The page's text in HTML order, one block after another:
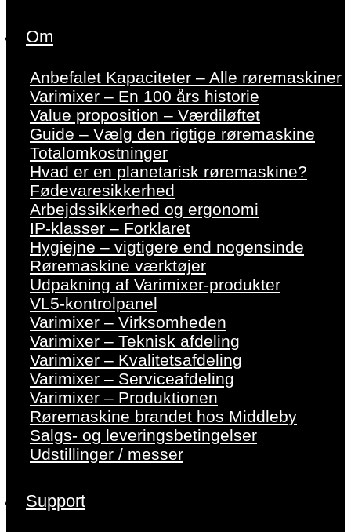
Om
Anbefalet Kapaciteter – Alle røremaskiner
Varimixer – En 100 års historie
Value proposition – Værdiløftet
Guide – Vælg den rigtige røremaskine
Totalomkostninger
Hvad er en planetarisk røremaskine?
Fødevaresikkerhed
Arbejdssikkerhed og ergonomi
IP-klasser – Forklaret
Hygiejne – vigtigere end nogensinde
Røremaskine værktøjer
Udpakning af Varimixer-produkter
VL5-kontrolpanel
Varimixer – Virksomheden
Varimixer – Teknisk afdeling
Varimixer – Kvalitetsafdeling
Varimixer – Serviceafdeling
Varimixer – Produktionen
Røremaskine brandet hos Middleby
Salgs- og leveringsbetingelser
Udstillinger / messer
Support